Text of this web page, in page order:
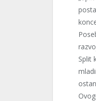
Split